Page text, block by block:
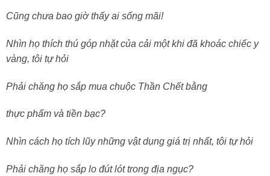
Cũng chưa bao giờ thấy ai sống mãi!
Nhìn họ thích thú góp nhặt của cải một khi đã khoác chiếc y
vàng, tôi tự hỏi
Phải chăng họ sắp mua chuộc Thần Chết bằng
thực phẩm và tiền bạc?
Nhìn cách họ tích lũy những vật dụng giá trị nhất, tôi tự hỏi
Phải chăng họ sắp lo đút lót trong địa ngục?